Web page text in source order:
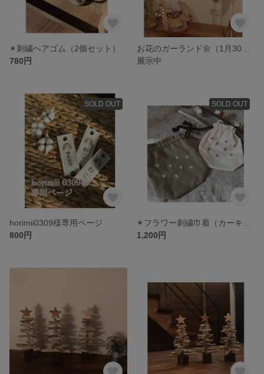
✴︎刺繍ヘアゴム（2個セット）
780円
展示中
SOLD OUT
horimii0309様専用ページ
800円
SOLD OUT
1,200円